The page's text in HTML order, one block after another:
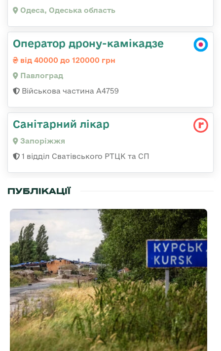
Одеса, Одеська область
Оператор дрону-камікадзе
від 40000 до 120000 грн
Павлоград
Військова частина А4759
Санітарний лікар
Запоріжжя
1 відділ Сватівського РТЦК та СП
ПУБЛІКАЦІЇ